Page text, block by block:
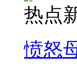
热点
愤怒